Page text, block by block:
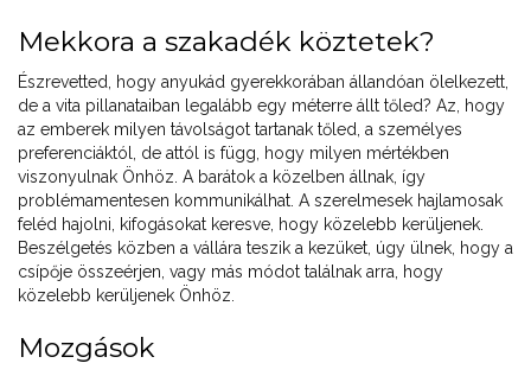
Mekkora a szakadék köztetek?
Észrevetted, hogy anyukád gyerekkorában állandóan ölelkezett,
de a vita pillanataiban legalább egy méterre állt tőled? Az, hogy
az emberek milyen távolságot tartanak tőled, a személyes
preferenciáktól, de attól is függ, hogy milyen mértékben
viszonyulnak Önhöz. A barátok a közelben állnak, így
problémamentesen kommunikálhat. A szerelmesek hajlamosak
feléd hajolni, kifogásokat keresve, hogy közelebb kerüljenek.
Beszélgetés közben a vállára teszik a kezüket, úgy ülnek, hogy a
csípője összeérjen, vagy más módot találnak arra, hogy
közelebb kerüljenek Önhöz.
Mozgások